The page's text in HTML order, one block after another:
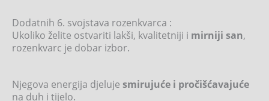
Dodatnih 6. svojstava rozenkvarca :
Ukoliko želite ostvariti lakši, kvalitetniji i mirniji san,
rozenkvarc je dobar izbor.
Njegova energija djeluje smirujuće i pročišćavajuće
na duh i tijelo.